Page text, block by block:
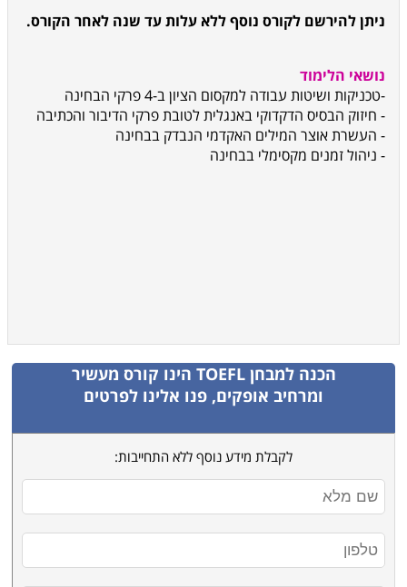
ניתן להירשם לקורס נוסף ללא עלות עד שנה לאחר הקורס.
נושאי הלימוד
-טכניקות ושיטות עבודה למקסום הציון ב-4 פרקי הבחינה
- חיזוק הבסיס הדקדוקי באנגלית לטובת פרקי הדיבור והכתיבה
- העשרת אוצר המילים האקדמי הנבדק בבחינה
- ניהול זמנים מקסימלי בבחינה
הכנה למבחן TOEFL
הינו קורס מעשיר
ומרחיב אופקים, פנו אלינו לפרטים
לקבלת מידע נוסף ללא התחייבות: